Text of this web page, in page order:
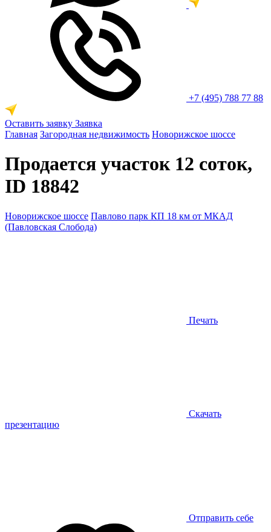
+7 (495) 788 77 88
Оставить заявку Заявка
Главная Загородная недвижимость Новорижское шоссе
Продается участок 12 соток,
ID 18842
Новорижское шоссе Павлово парк КП 18 км от МКАД
(Павловская Слобода)
Печать
Скачать
презентацию
Отправить себе